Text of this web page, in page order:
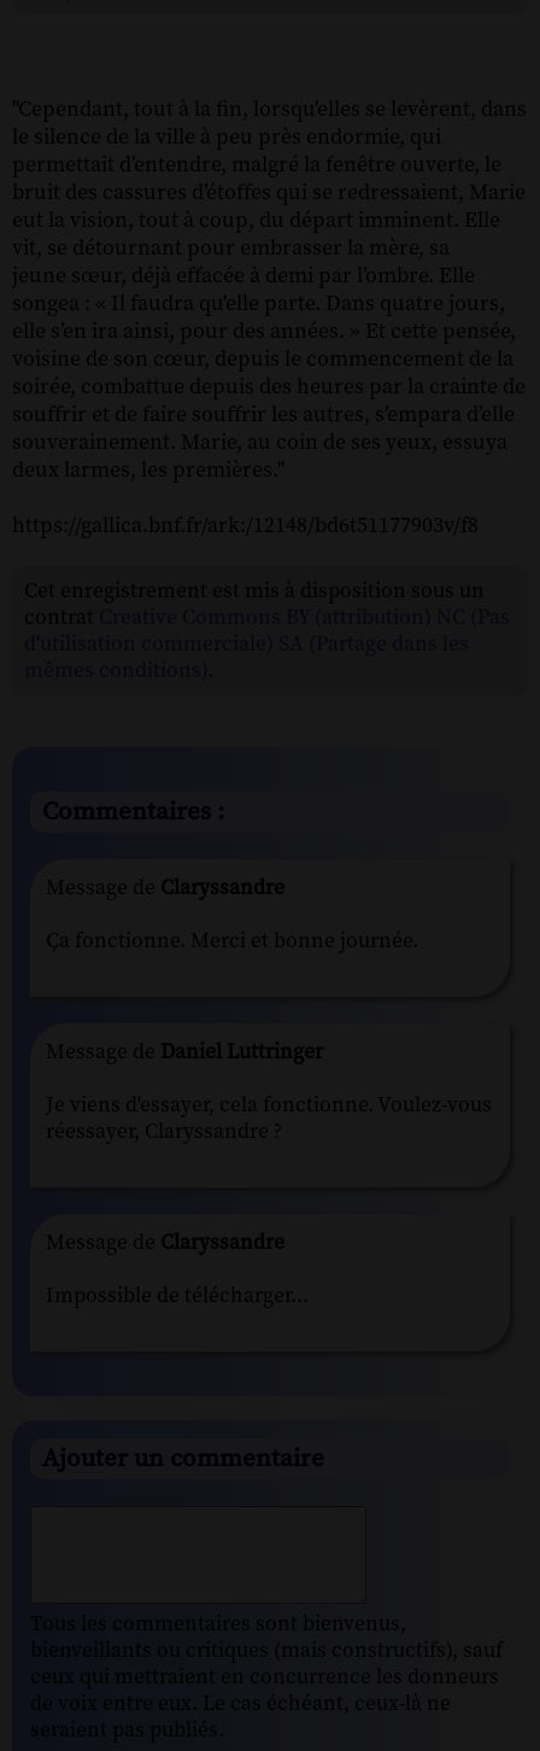
"Cependant, tout à la fin, lorsqu'elles se levèrent, dans
le silence de la ville à peu près endormie, qui
permettait d’entendre, malgré la fenêtre ouverte, le
bruit des cassures d’étoffes qui se redressaient, Marie
eut la vision, tout à coup, du départ imminent. Elle
vit, se détournant pour embrasser la mère, sa
jeune sœur, déjà effacée à demi par l’ombre. Elle
songea : « Il faudra qu'elle parte. Dans quatre jours,
elle s’en ira ainsi, pour des années. » Et cette pensée,
voisine de son cœur, depuis le commencement de la
soirée, combattue depuis des heures par la crainte de
souffrir et de faire souffrir les autres, s’empara d’elle
souverainement. Marie, au coin de ses yeux, essuya
deux larmes, les premières."
https://gallica.bnf.fr/ark:/12148/bd6t51177903v/f8
Commentaires :
Message de Claryssandre
Ça fonctionne. Merci et bonne journée.
Message de Daniel Luttringer
Je viens d'essayer, cela fonctionne. Voulez-vous
réessayer, Claryssandre ?
Message de Claryssandre
Impossible de télécharger...
Ajouter un commentaire
Tous les commentaires sont bienvenus,
bienveillants ou critiques (mais constructifs), sauf
ceux qui mettraient en concurrence les donneurs
de voix entre eux. Le cas échéant, ceux-là ne
seraient pas publiés.